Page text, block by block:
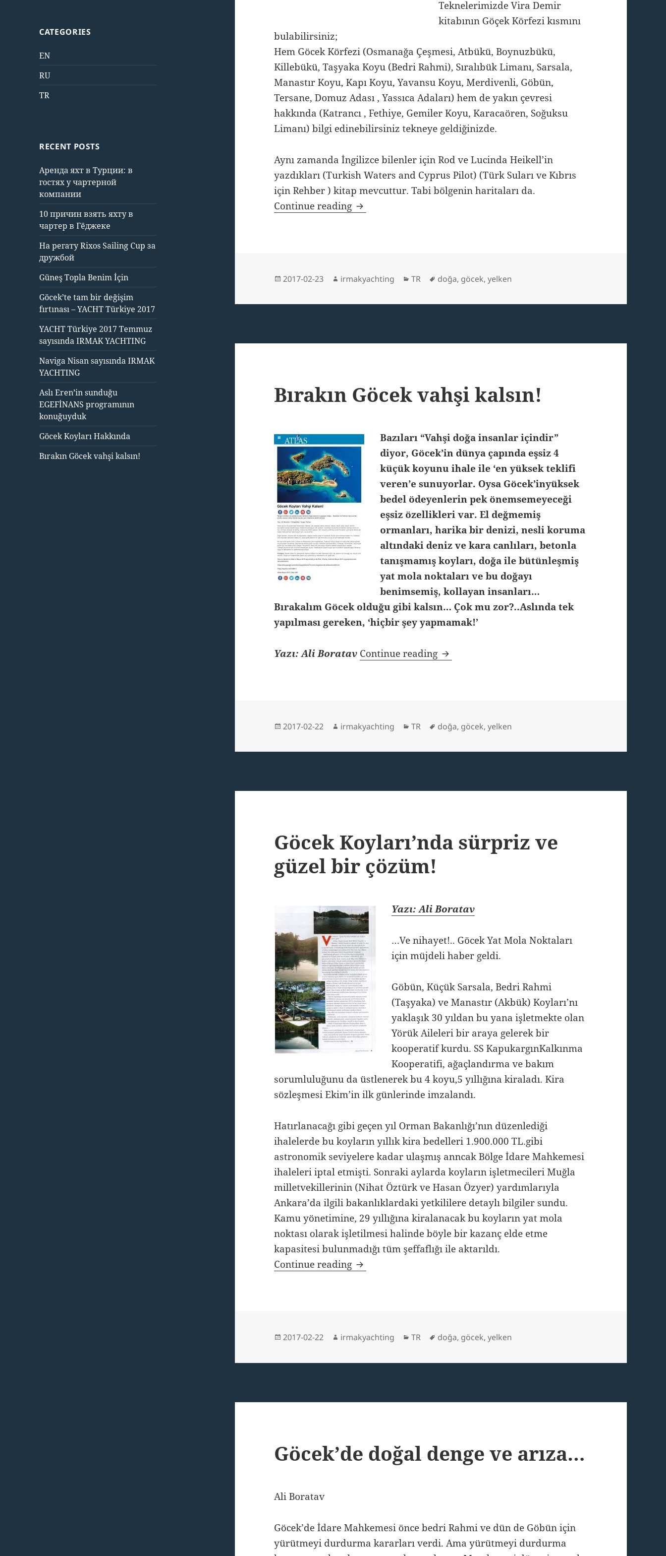
CATEGORIES
EN
RU
TR
RECENT POSTS
Аренда яхт в Турции: в
гостях у чартерной
компании
10 причин взять яхту в
чартер в Гёджеке
На регату Rixos Sailing Cup за
дружбой
Güneş Topla Benim İçin
Göcek’te tam bir değişim
fırtınası – YACHT Türkiye 2017
YACHT Türkiye 2017 Temmuz
sayısında IRMAK YACHTING
Naviga Nisan sayısında IRMAK
YACHTING
Aslı Eren’in sunduğu
EGEFİNANS programının
konuğuyduk
Göcek Koyları Hakkında
Bırakın Göcek vahşi kalsın!
Teknelerimizde Vira Demir
kitabının Göçek Körfezi kısmını
bulabilirsiniz;
Hem Göcek Körfezi (Osmanağa Çeşmesi, Atbükü, Boynuzbükü,
Killebükü, Taşyaka Koyu (Bedri Rahmi), Sıralıbük Limanı, Sarsala,
Manastır Koyu, Kapı Koyu, Yavansu Koyu, Merdivenli, Göbün,
Tersane, Domuz Adası , Yassıca Adaları) hem de yakın çevresi
hakkında (Katrancı , Fethiye, Gemiler Koyu, Karacaören, Soğuksu
Limanı) bilgi edinebilirsiniz tekneye geldiğinizde.
Aynı zamanda İngilizce bilenler için Rod ve Lucinda Heikell’in
yazdıkları (Turkish Waters and Cyprus Pilot) (Türk Suları ve Kıbrıs
için Rehber ) kitap mevcuttur. Tabi bölgenin haritaları da.
Continue reading Göcek Koyları Hakkında
Posted
2017-02-23 Author
irmakyachting Categories
TR Tags
doğa, göcek,yelken
Bırakın Göcek vahşi kalsın!
Bazıları “Vahşi doğa insanlar içindir”
diyor, Göcek’in dünya çapında eşsiz 4
küçük koyunu ihale ile ‘en yüksek teklifi
veren’e sunuyorlar. Oysa Göcek’inyüksek
bedel ödeyenlerin pek önemsemeyeceği
eşsiz özellikleri var. El değmemiş
ormanları, harika bir denizi, nesli koruma
altındaki deniz ve kara canlıları, betonla
tanışmamış koyları, doğa ile bütünleşmiş
yat mola noktaları ve bu doğayı
benimsemiş, kollayan insanları…
Bırakalım Göcek olduğu gibi kalsın… Çok mu zor?..Aslında tek
yapılması gereken, ‘hiçbir şey yapmamak!’
Yazı: Ali Boratav Continue reading Bırakın Göcek vahşi kalsın!
Posted
2017-02-22 Author
irmakyachting Categories
TR Tags
doğa, göcek,yelken
Göcek Koyları’nda sürpriz ve
güzel bir çözüm!
Yazı: Ali Boratav
…Ve nihayet!.. Göcek Yat Mola Noktaları
için müjdeli haber geldi.
Göbün, Küçük Sarsala, Bedri Rahmi
(Taşyaka) ve Manastır (Akbük) Koyları’nı
yaklaşık 30 yıldan bu yana işletmekte olan
Yörük Aileleri bir araya gelerek bir
kooperatif kurdu. SS KapukargınKalkınma
Kooperatifi, ağaçlandırma ve bakım
sorumluluğunu da üstlenerek bu 4 koyu,5 yıllığına kiraladı. Kira
sözleşmesi Ekim’in ilk günlerinde imzalandı.
Hatırlanacağı gibi geçen yıl Orman Bakanlığı’nın düzenlediği
ihalelerde bu koyların yıllık kira bedelleri 1.900.000 TL.gibi
astronomik seviyelere kadar ulaşmış anncak Bölge İdare Mahkemesi
ihaleleri iptal etmişti. Sonraki aylarda koyların işletmecileri Muğla
milletvekillerinin (Nihat Öztürk ve Hasan Özyer) yardımlarıyla
Ankara’da ilgili bakanlıklardaki yetkililere detaylı bilgiler sundu.
Kamu yönetimine, 29 yıllığına kiralanacak bu koyların yat mola
noktası olarak işletilmesi halinde böyle bir kazanç elde etme
kapasitesi bulunmadığı tüm şeffaflığı ile aktarıldı.
Continue reading Göcek Koyları’nda sürpriz ve güzel bir çözüm!
Posted
2017-02-22 Author
irmakyachting Categories
TR Tags
doğa, göcek,yelken
Göcek’de doğal denge ve arıza…
Ali Boratav
Göcek’de İdare Mahkemesi önce bedri Rahmi ve dün de Göbün için
yürütmeyi durdurma kararları verdi. Ama yürütmeyi durdurma